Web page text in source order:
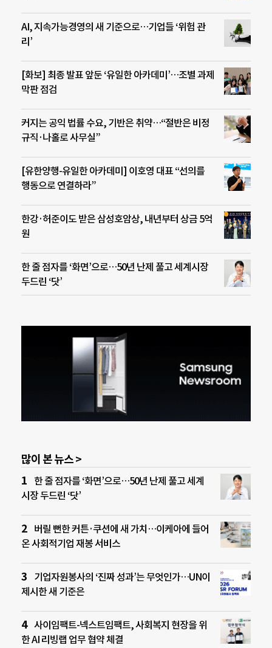
AI, 지속가능경영의 새 기준으로…기업들 ‘위험 관
리’
[화보] 최종 발표 앞둔 ‘유일한 아카데미’…조별 과제
막판 점검
커지는 공익 법률 수요, 기반은 취약…“절반은 비정
규직·나홀로 사무실”
[유한양행-유일한 아카데미] 이호영 대표 “선의를
행동으로 연결하라”
한강·허준이도 받은 삼성호암상, 내년부터 상금 5억
원
한 줄 점자를 ‘화면’으로…50년 난제 풀고 세계시장
두드린 ‘닷’
많이 본 뉴스 >
한 줄 점자를 ‘화면’으로…50년 난제 풀고 세계
시장 두드린 ‘닷’
버릴 뻔한 커튼·쿠션에 새 가치…이케아에 들어
온 사회적기업 재봉 서비스
기업자원봉사의 ‘진짜 성과’는 무엇인가…UN이
제시한 새 기준은
사이임팩트-넥스트임팩트, 사회복지 현장을 위
한 AI 리빙랩 업무 협약 체결